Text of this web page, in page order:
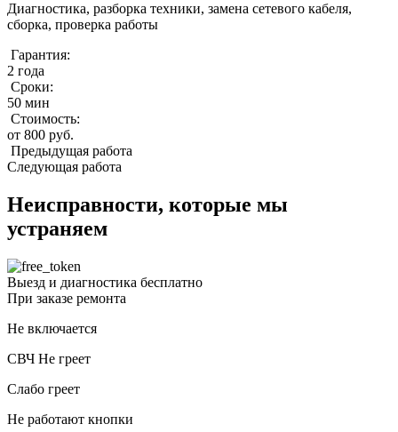
Диагностика, разборка техники, замена сетевого кабеля,
сборка, проверка работы
Гарантия:
2 года
Сроки:
50 мин
Стоимость:
от 800 руб.
Предыдущая работа
Следующая работа
Неисправности, которые мы
устраняем
Выезд и диагностика бесплатно
При заказе ремонта
Не включается
СВЧ Не греет
Слабо греет
Не работают кнопки